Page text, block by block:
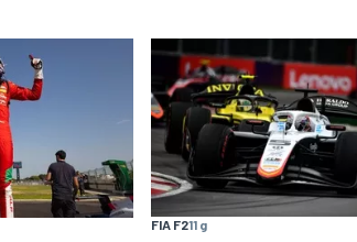
FIA F211 g